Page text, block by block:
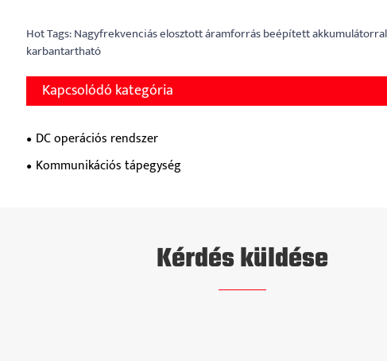
Hot Tags: Nagyfrekvenciás elosztott áramforrás beépített
karbantartható
Kapcsolódó kategória
DC operációs rendszer
Kommunikációs tápegység
Kérdés küldése